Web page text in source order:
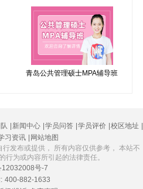
青岛公共管理硕士MPA辅导班
新闻中心 学员问答 学员评价 校区地址
习资讯
网站地图
发布或提供， 所有内容仅供参考， 本站不
行为或内容所引起的法律责任。
12032008号-7
400-882-1633